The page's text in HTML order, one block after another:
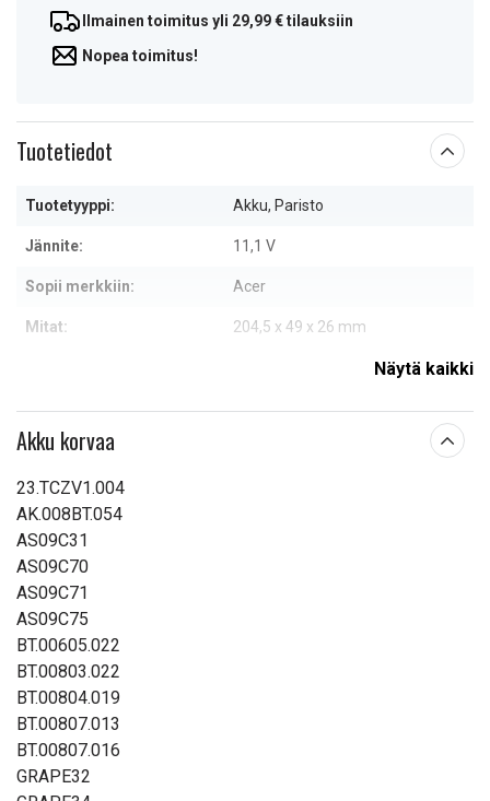
Ilmainen toimitus yli 29,99 € tilauksiin
Nopea toimitus!
Tuotetiedot
Tuotetyyppi: Akku, Paristo
Jännite: 11,1 V
Sopii merkkiin: Acer
Mitat: 204,5 x 49 x 26 mm
Näytä kaikki
Akku korvaa
23.TCZV1.004
AK.008BT.054
AS09C31
AS09C70
AS09C71
AS09C75
BT.00605.022
BT.00803.022
BT.00804.019
BT.00807.013
BT.00807.016
GRAPE32